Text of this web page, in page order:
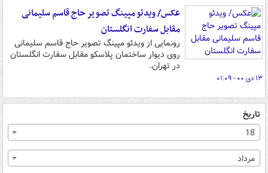
عکس/ ویدئو مپینگ تصویر حاج قاسم سلیمانی
مقابل سفارت انگلستان
رونمایی از ویدئو مپینگ تصویر حاج قاسم سلیمانی
روی دیوار ساختمان پلاسکو مقابل سفارت انگلستان
در تهران.
۱۳ دی ۰۰ - ۰۱:۰۹
تاریخ
18
مرداد